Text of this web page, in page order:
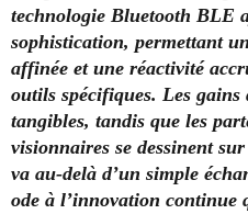
technologie Bluetooth BLE
sophistication, permettant
affinée et une réactivité
outils spécifiques. Les
tangibles, tandis que les
visionnaires se dessinent
va au-delà d’un simple
ode à l’innovation continue